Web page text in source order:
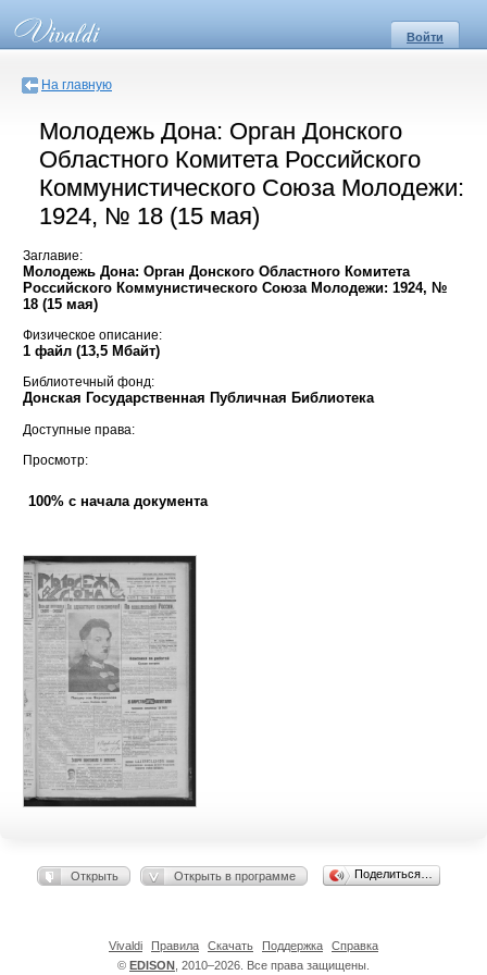
Войти
На главную
Молодежь Дона: Орган Донского
Областного Комитета Российского
Коммунистического Союза Молодежи:
1924, № 18 (15 мая)
Заглавие:
Молодежь Дона: Орган Донского Областного Комитета
Российского Коммунистического Союза Молодежи: 1924, №
18 (15 мая)
Физическое описание:
1 файл (13,5 Мбайт)
Библиотечный фонд:
Донская Государственная Публичная Библиотека
Доступные права:
Просмотр:
100% с начала документа
Открыть Открыть в программе Поделиться…
© EDISON , 2010–2026. Все права защищены.
Vivaldi Правила Скачать Поддержка Справка